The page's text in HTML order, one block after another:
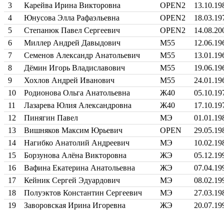
3 Карейва Ирина Викторовна OPEN2
4
Юнусова Элла Рафаэльевна OPEN2
5
Степанюк Павел Сергеевич OPEN2
6
Миллер Андрей Давыдович М55
7
Семенов Александр Анатольевич М55
8
Дёмин Игорь Владиславович М55
9
Хохлов Андрей Иванович М55
10
Родионова Ольга Анатольевна Ж40
11
Лазарева Юлия Александровна Ж40
12
Пинягин Павел МЭ
13
Вишняков Максим Юрьевич OPEN
14
Нагибко Анатолий Андреевич МЭ
15
Борзунова Алёна Викторовна ЖЭ
16
Вафина Екатерина Анатольевна ЖЭ
17
Кейник Сергей Эдуардович МЭ
18
Полуэктов Константин Сергеевич МЭ
19
Заворовская Ирина Игоревна ЖЭ